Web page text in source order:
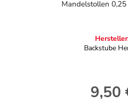
Mandelstollen
Backstube
9,50